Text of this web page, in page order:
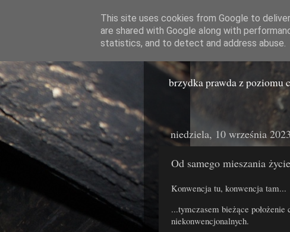
Miasto
brzydka prawda z poziomu
niedziela, 10 września 2023
Od samego mieszania
Konwencja tu, konwencja tam...
...tymczasem bieżące położenie
niekonwencjonalnych.
This site uses cookies from Google to
are shared with Google along with
statistics, and to detect and address abuse.